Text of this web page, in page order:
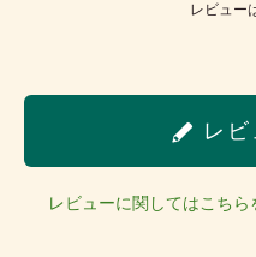
レビュー
レ
レビューに関してはこちら